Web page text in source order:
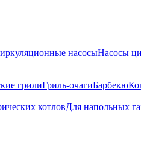
насосыНасосы
грилиГриль-очагиБарбекю
котловДля напольных